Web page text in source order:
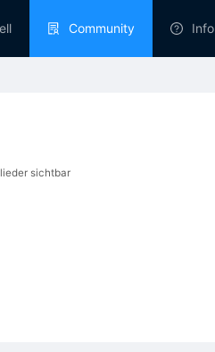
Community Info
sichtbar